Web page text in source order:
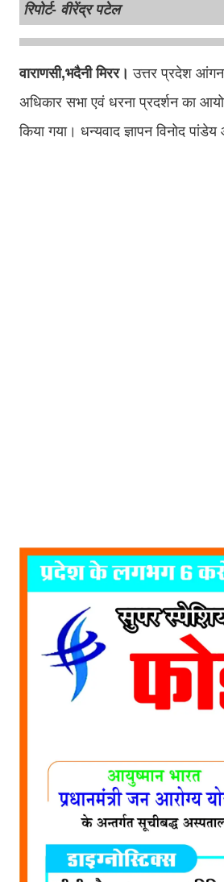
रिपोर्ट- वीरेंद्र पटेल
वाराणसी,भदैनी मिरर। उत्तर प्रदेश
अधिकार सभा एवं धरना प्रदर्शन का
किया गया। धन्यवाद ज्ञापन विनोद